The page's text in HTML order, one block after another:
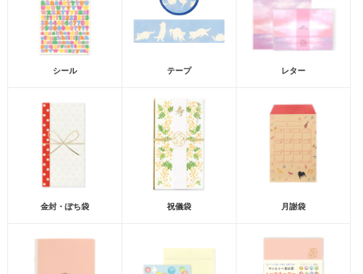
シール テープ レター
金封・ぽち袋 祝儀袋 月謝袋